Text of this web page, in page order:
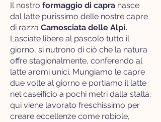
Il nostro formaggio di capra nasce
dal latte purissimo delle nostre capre
di razza Camosciata delle Alpi.
Lasciate libere al pascolo tutto il
giorno, si nutrono di ciò che la natura
offre stagionalmente, conferendo al
latte aromi unici. Mungiamo le capre
due volte al giorno e portiamo il latte
nel caseificio a pochi metri dalla stalla:
qui viene lavorato freschissimo per
creare eccellenze come robiole,